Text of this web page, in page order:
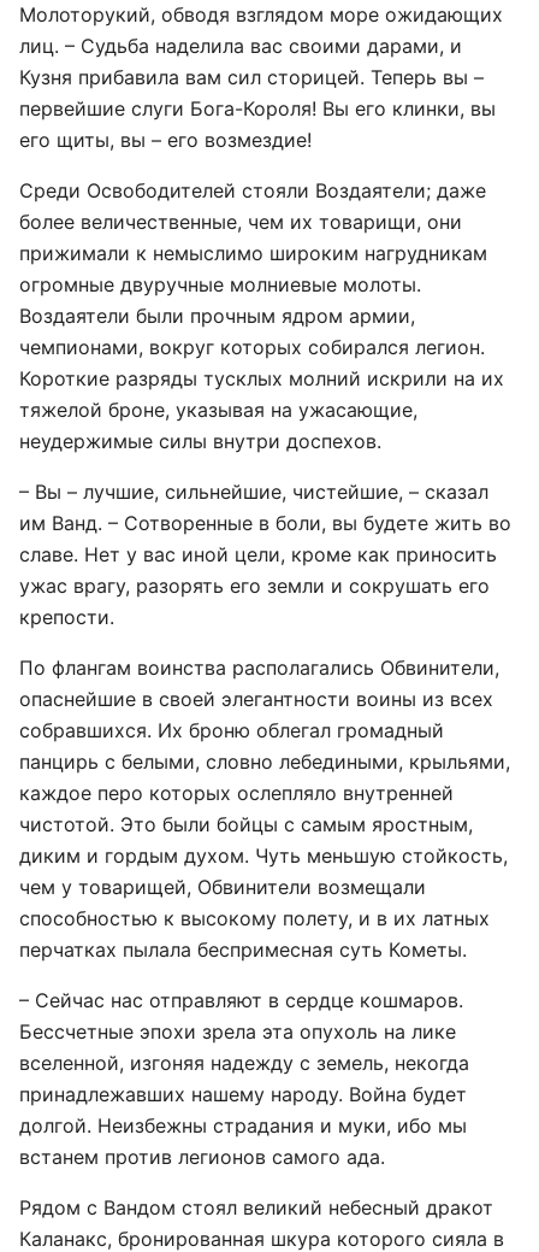
Молоторукий, обводя взглядом море ожидающих
лиц. – Судьба наделила вас своими дарами, и
Кузня прибавила вам сил сторицей. Теперь вы –
первейшие слуги Бога-Короля! Вы его клинки, вы
его щиты, вы – его возмездие!
Среди Освободителей стояли Воздаятели; даже
более величественные, чем их товарищи, они
прижимали к немыслимо широким нагрудникам
огромные двуручные молниевые молоты.
Воздаятели были прочным ядром армии,
чемпионами, вокруг которых собирался легион.
Короткие разряды тусклых молний искрили на их
тяжелой броне, указывая на ужасающие,
неудержимые силы внутри доспехов.
– Вы – лучшие, сильнейшие, чистейшие, – сказал
им Ванд. – Сотворенные в боли, вы будете жить во
славе. Нет у вас иной цели, кроме как приносить
ужас врагу, разорять его земли и сокрушать его
крепости.
По флангам воинства располагались Обвинители,
опаснейшие в своей элегантности воины из всех
собравшихся. Их броню облегал громадный
панцирь с белыми, словно лебедиными, крыльями,
каждое перо которых ослепляло внутренней
чистотой. Это были бойцы с самым яростным,
диким и гордым духом. Чуть меньшую стойкость,
чем у товарищей, Обвинители возмещали
способностью к высокому полету, и в их латных
перчатках пылала беспримесная суть Кометы.
– Сейчас нас отправляют в сердце кошмаров.
Бессчетные эпохи зрела эта опухоль на лике
вселенной, изгоняя надежду с земель, некогда
принадлежавших нашему народу. Война будет
долгой. Неизбежны страдания и муки, ибо мы
встанем против легионов самого ада.
Рядом с Вандом стоял великий небесный дракот
Каланакс, бронированная шкура которого сияла в